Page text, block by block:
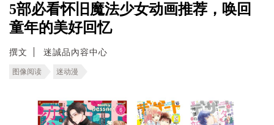
5部必看怀旧魔法少女动画推荐，唤回
童年的美好回忆
撰文 迷誠品內容中心
图像阅读 迷动漫